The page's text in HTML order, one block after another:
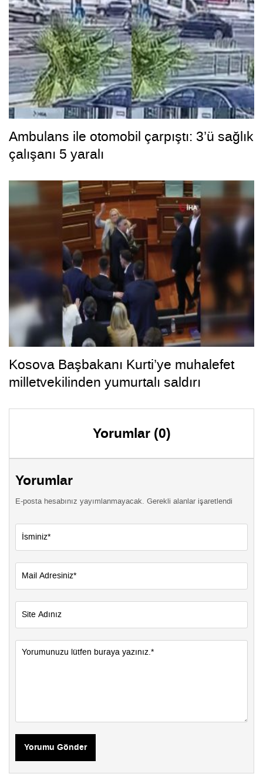
Ambulans ile otomobil çarpıştı: 3’ü sağlık
çalışanı 5 yaralı
Kosova Başbakanı Kurti’ye muhalefet
milletvekilinden yumurtalı saldırı
Yorumlar (0)
Yorumlar
E-posta hesabınız yayımlanmayacak. Gerekli alanlar işaretlendi
Yorumu Gönder